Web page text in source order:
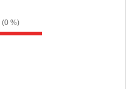
(0 %)